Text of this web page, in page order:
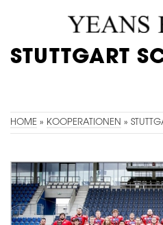
STUTTGART
HOME » KOOPERATIONEN »